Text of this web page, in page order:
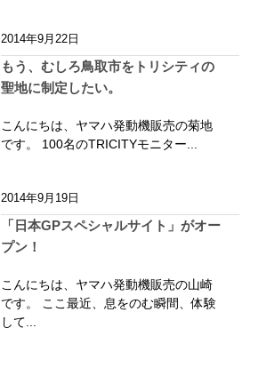
2014年9月22日
もう、むしろ鳥取市をトリシティの
聖地に制定したい。
こんにちは、ヤマハ発動機販売の菊地
です。 100名のTRICITYモニター...
2014年9月19日
「日本GPスペシャルサイト」がオー
プン！
こんにちは、ヤマハ発動機販売の山崎
です。 ここ最近、息をのむ瞬間、体験
して...